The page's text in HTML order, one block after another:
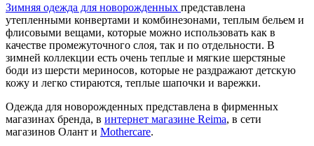
Зимняя одежда для новорожденных представлена
утепленными конвертами и комбинезонами, теплым бельем и
флисовыми вещами, которые можно использовать как в
качестве промежуточного слоя, так и по отдельности. В
зимней коллекции есть очень теплые и мягкие шерстяные
боди из шерсти мериносов, которые не раздражают детскую
кожу и легко стираются, теплые шапочки и варежки.
Одежда для новорожденных представлена в фирменных
магазинах бренда, в интернет магазине Reima, в сети
магазинов Олант и Mothercare.